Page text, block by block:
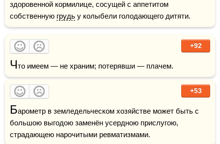
здоровенной кормилице, сосущей с аппетитом
собственную грудь у колыбели голодающего дитяти.
+92
Что имеем — не храним; потерявши — плачем.
+53
Барометр в земледельческом хозяйстве может быть с
большою выгодою заменён усердною прислугою,
страдающею нарочитыми ревматизмами.